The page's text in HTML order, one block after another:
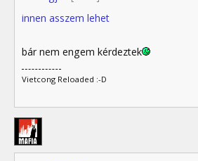
innen asszem lehet
bár nem engem kérdeztek
Vietcong Reloaded :-D